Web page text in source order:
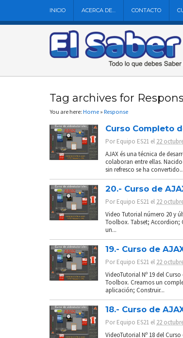
INICIO ACERCA DE… CONTACTO
Tag archives for
You are here: Home » Response
Curso Completo
PorEquipo ES21 el 22
AJAX és una técnica de
colaboran entre ellas.
sin refresco se ha convertido...
20.- Curso de
PorEquipo ES21 el 22
Video Tutorial número 20 y
Toolbox. Tabset; Accordion;
un...
19.- Curso de
PorEquipo ES21 el 22
VideoTutorial Nº 19 del
Toolbox. Creamos un
aplicación; Construir...
18.- Curso de
PorEquipo ES21 el 22
VideoTutorial Nº 18 del